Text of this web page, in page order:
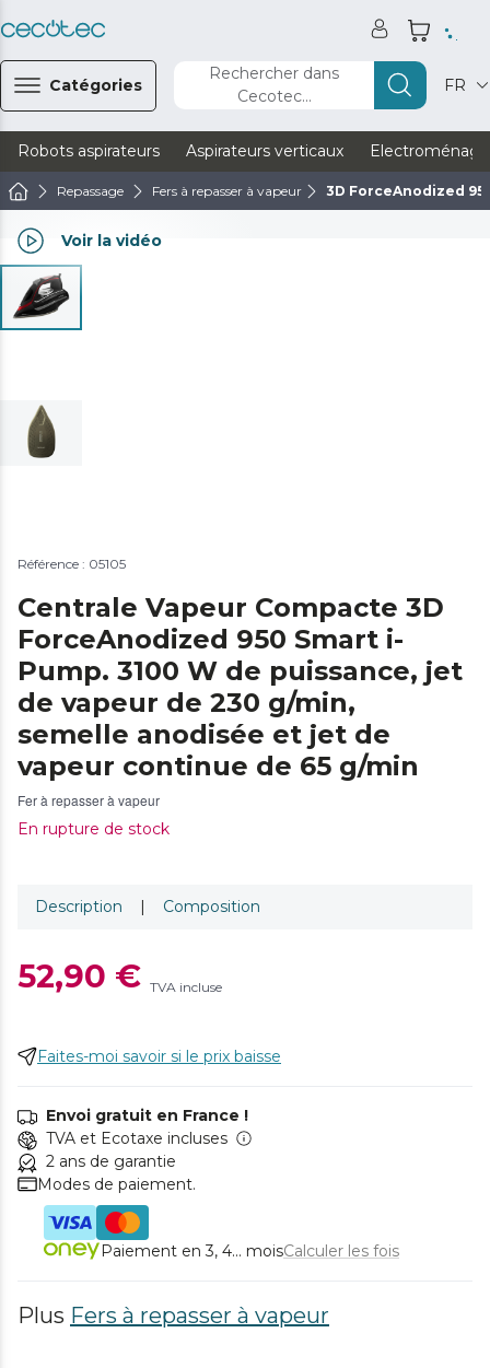
Catégories
Rechercher dans
Cecotec...
FR
Robots aspirateurs Aspirateurs verticaux
Repassage Fers à repasser à vapeur 3D ForceAnodized
Voir la vidéo
Référence : 05105
Centrale Vapeur Compacte 3D
ForceAnodized 950 Smart i-
Pump. 3100 W de puissance, jet
de vapeur de 230 g/min,
semelle anodisée et jet de
vapeur continue de 65 g/min
Fer à repasser à vapeur
En rupture de stock
Description | Composition
52,90 € TVA incluse
Faites-moi savoir si le prix baisse
Envoi gratuit en France !
TVA et Ecotaxe incluses
2 ans de garantie
Modes de paiement.
Paiement en 3, 4... moisCalculer les fois
Plus Fers à repasser à vapeur